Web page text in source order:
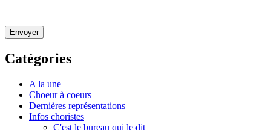
Envoyer
Catégories
A la une
Choeur à coeurs
Dernières représentations
Infos choristes
C'est le bureau qui le dit